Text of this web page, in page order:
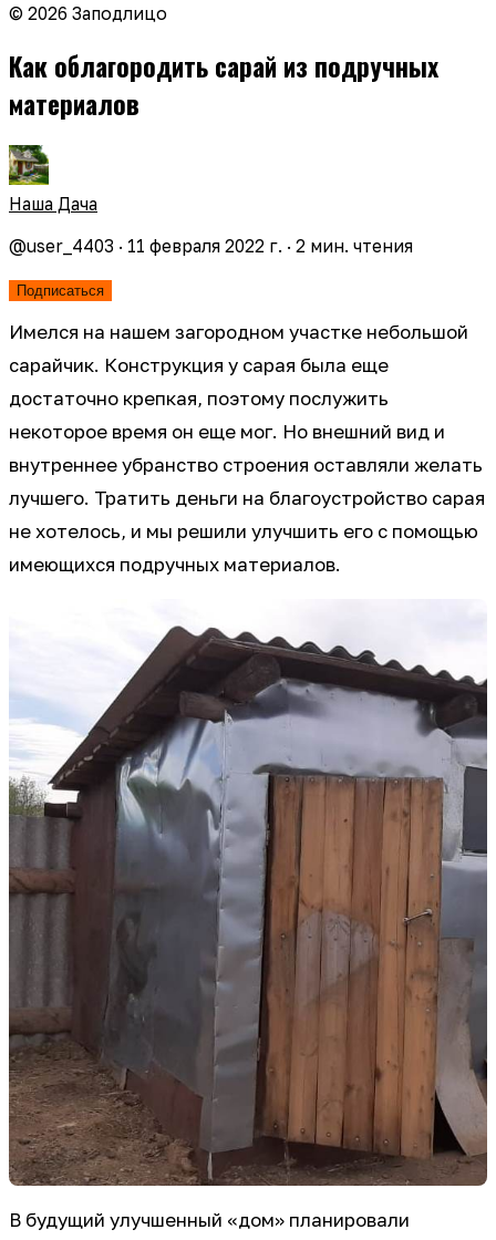
© 2026 Заподлицо
Как облагородить сарай из подручных
материалов
Наша Дача
@user_4403 · 11 февраля 2022 г. · 2 мин. чтения
Подписаться
Имелся на нашем загородном участке небольшой
сарайчик. Конструкция у сарая была еще
достаточно крепкая, поэтому послужить
некоторое время он еще мог. Но внешний вид и
внутреннее убранство строения оставляли желать
лучшего. Тратить деньги на благоустройство сарая
не хотелось, и мы решили улучшить его с помощью
имеющихся подручных материалов.
В будущий улучшенный «дом» планировали